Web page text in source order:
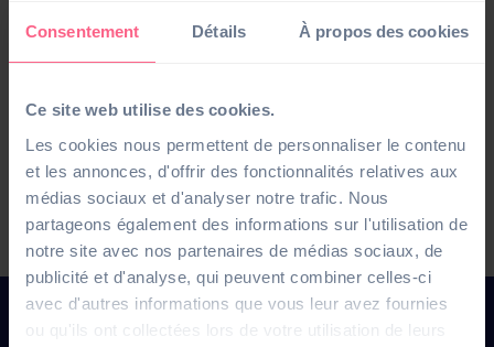
Consentement Détails À propos des cookies
Ce site web utilise des cookies.
Les cookies nous permettent de personnaliser le contenu
et les annonces, d'offrir des fonctionnalités relatives aux
médias sociaux et d'analyser notre trafic. Nous
partageons également des informations sur l'utilisation de
notre site avec nos partenaires de médias sociaux, de
publicité et d'analyse, qui peuvent combiner celles-ci
avec d'autres informations que vous leur avez fournies
ou qu'ils ont collectées lors de votre utilisation de leurs